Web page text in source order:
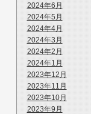
2024年6月
2024年5月
2024年4月
2024年3月
2024年2月
2024年1月
2023年12月
2023年11月
2023年10月
2023年9月